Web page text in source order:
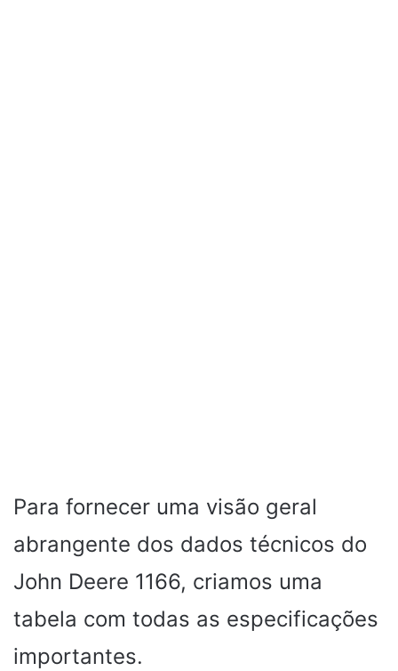
Para fornecer uma visão geral
abrangente dos dados técnicos do
John Deere 1166, criamos uma
tabela com todas as especificações
importantes.